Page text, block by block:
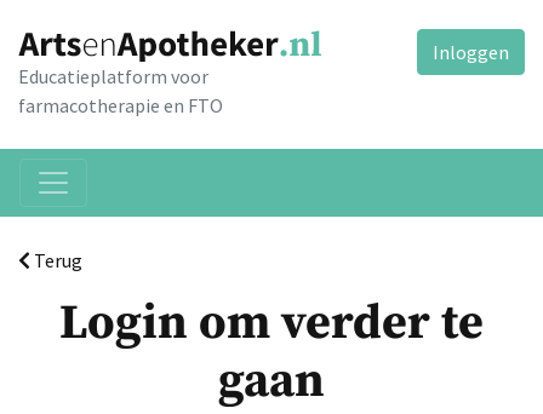
Educatieplatform voor
farmacotherapie en FTO
Inloggen
Terug
Login om verder te
gaan